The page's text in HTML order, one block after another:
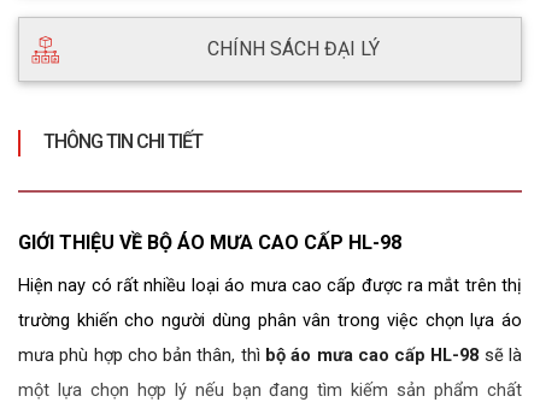
CHÍNH SÁCH ĐẠI LÝ
THÔNG TIN CHI TIẾT
GIỚI THIỆU VỀ BỘ ÁO MƯA CAO CẤP HL-98
Hiện nay có rất nhiều loại áo mưa cao cấp được ra mắt trên thị
trường khiến cho người dùng phân vân trong việc chọn lựa áo
mưa phù hợp cho bản thân, thì bộ áo mưa cao cấp HL-98 sẽ là
một lựa chọn hợp lý nếu bạn đang tìm kiếm sản phẩm chất